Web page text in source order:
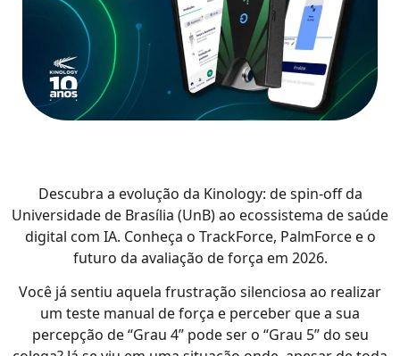
Descubra a evolução da Kinology: de spin-off da
Universidade de Brasília (UnB) ao ecossistema de saúde
digital com IA. Conheça o TrackForce, PalmForce e o
futuro da avaliação de força em 2026.
Você já sentiu aquela frustração silenciosa ao realizar
um teste manual de força e perceber que a sua
percepção de “Grau 4” pode ser o “Grau 5” do seu